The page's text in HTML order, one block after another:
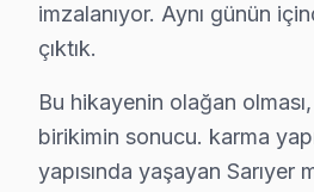
Kazım Karabekir Paşa'da
Kısırkaya'da JVC TV Servisi
Kısırkaya, doğa ile iç içe bir
imzalanıyor. Aynı günün
çıktık.
Bu hikayenin olağan olması,
birikimin sonucu. karma
yapısında yaşayan Sarıyer